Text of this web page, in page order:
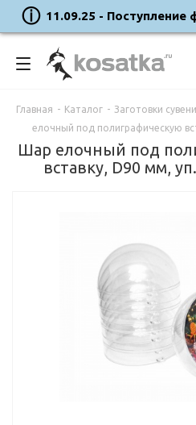
11.09.25 - Поступление
Главная - Каталог - Заготовки
елочный под полиграфическую
Шар елочный под
вставку, D90 мм,